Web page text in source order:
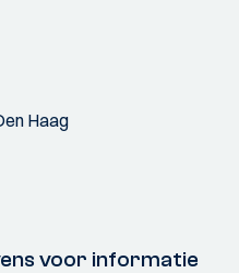
Haag
voor informatie